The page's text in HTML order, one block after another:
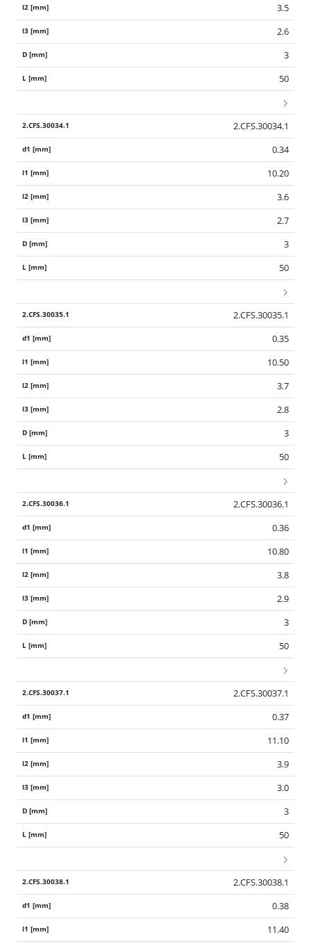
3.5
2.6
3
50
2.CFS.30034.1
0.34
10.20
3.6
2.7
3
50
2.CFS.30035.1
0.35
10.50
3.7
2.8
3
50
2.CFS.30036.1
0.36
10.80
3.8
2.9
3
50
2.CFS.30037.1
0.37
11.10
3.9
3.0
3
50
2.CFS.30038.1
0.38
11.40